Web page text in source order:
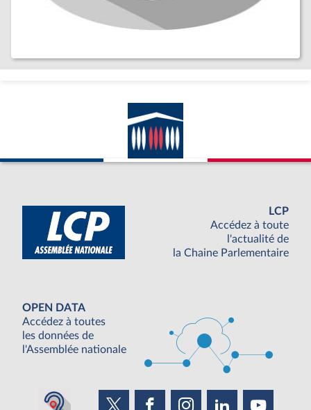
LCP
Accédez à toute
l'actualité de
la Chaine Parlementaire
OPEN DATA
Accédez à toutes
les données de
l'Assemblée nationale